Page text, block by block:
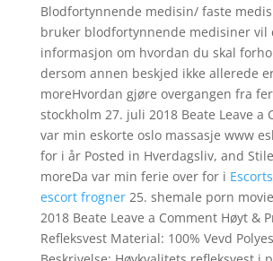
Blodfortynnende medisin/ faste
bruker blodfortynnende medisiner vil
informasjon om hvordan du skal
dersom annen beskjed ikke allerede
moreHvordan gjøre overgangen fra
stockholm 27. juli 2018 Beate Leave a
var min eskorte oslo massasje www
for i år Posted in Hverdagsliv, and
moreDa var min ferie over for i
escort frogner25. shemale porn
2018 Beate Leave a Comment Høyt &
Refleksvest Material: 100% Vevd